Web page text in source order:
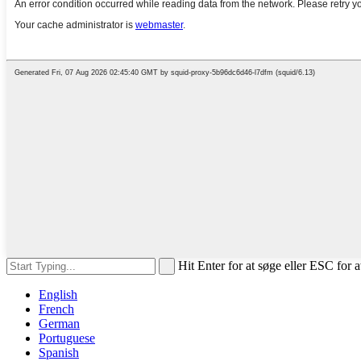
Hit Enter for at søge eller ESC for
English
French
German
Portuguese
Spanish